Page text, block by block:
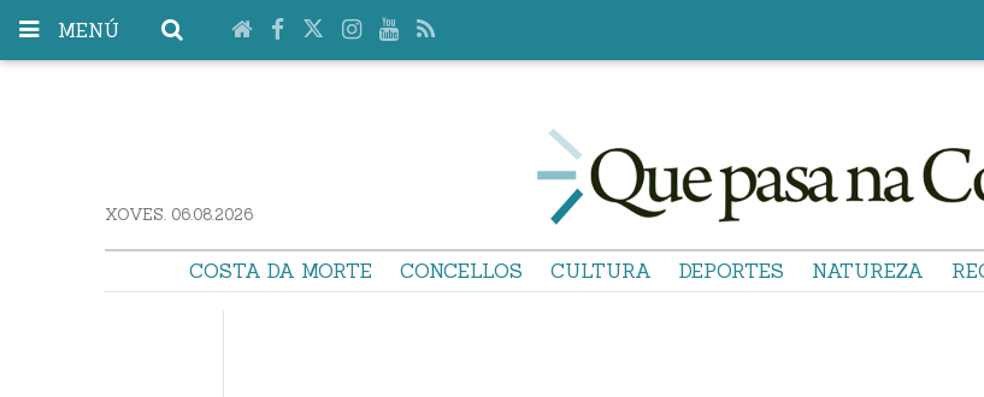
MENÚ
XOVES. 06.08.2026
COSTA DA MORTE CONCELLOS CULTURA DEPORTES NATUREZA